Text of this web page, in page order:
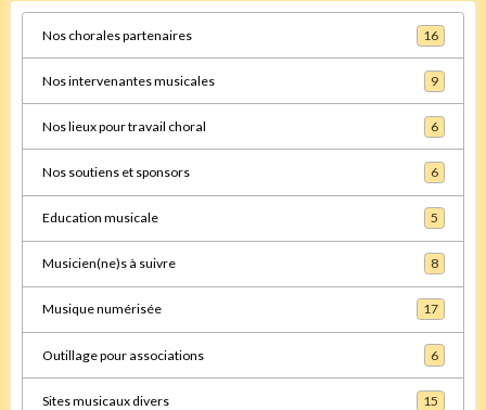
Nos chorales partenaires 16
Nos intervenantes musicales 9
Nos lieux pour travail choral 6
Nos soutiens et sponsors 6
Education musicale 5
Musicien(ne)s à suivre 8
Musique numérisée 17
Outillage pour associations 6
Sites musicaux divers 15